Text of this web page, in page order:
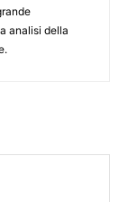
analisi della